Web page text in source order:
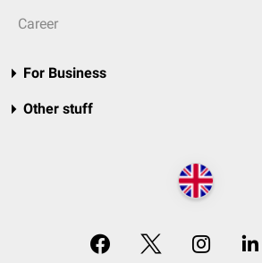
Career
For Business
Other stuff